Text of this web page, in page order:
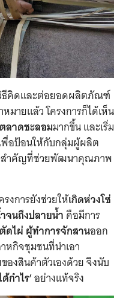
ธีคิดและต่อยอดผลิตภัณฑ์
มายแล้ว โครงการก็ได้เห็น
ลาดชะลอมมากขึ้น และเริ่ม
อป้อนให้กับกลุ่มผู้ผลิต
สำคัญที่ช่วยพัฒนาคุณภาพ
งการยังช่วยให้เกิดห่วงโซ่
จนถึงปลายน้ำคือมีการ
ดไผ่ ผู้ทำการจักสานออก
กิจชุมชนที่นำเอา
งสินค้าตัวเองด้วย จึงนับ
ำไร’อย่างแท้จริง